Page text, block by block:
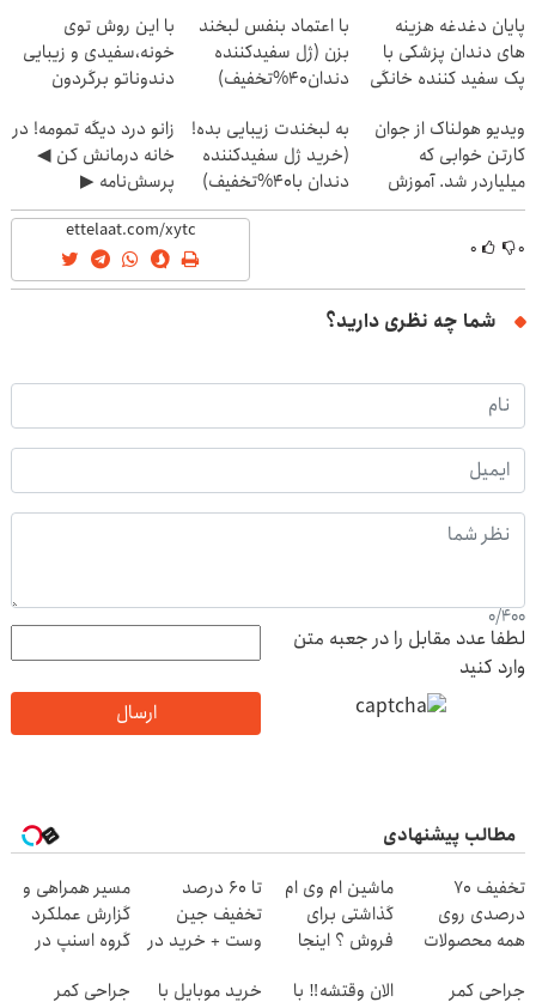
پایان دغدغه هزینه
های دندان پزشکی با
پک سفید کننده خانگی
با اعتماد بنفس لبخند
بزن (ژل سفیدکننده
دندان40%تخفیف)
با این روش توی
خونه،سفیدی و زیبایی
دندوناتو برگردون
ویدیو هولناک از جوان
کارتن خوابی که
میلیاردر شد. آموزش
رایگان
به لبخندت زیبایی بده!
(خرید ژل سفیدکننده
دندان با40%تخفیف)
زانو درد دیگه تمومه! در
خانه درمانش کن ◀
پرسش‌نامه ▶
۰ ۰
شما چه نظری دارید؟
0/400
لطفا عدد مقابل را در جعبه متن
وارد کنید
ارسال
مطالب پیشنهادی
تخفیف 70
درصدی روی
همه محصولات
ماشین ام وی ام
گذاشتی برای
فروش ؟ اینجا
بفروش
تا 60 درصد
تخفیف جین
وست + خرید در
مسیر همراهی و
گزارش عملکرد
گروه اسنپ در
جراحی کمر
الان وقتشه‼️ با خرید موبایل با جراحی کمر